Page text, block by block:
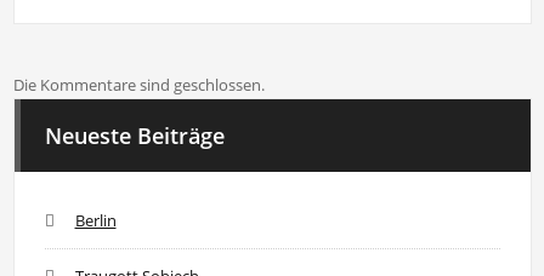
Die Kommentare sind geschlossen.
Neueste Beiträge
Berlin